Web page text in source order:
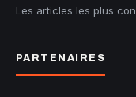
Les articles les plus
PARTENAIRES